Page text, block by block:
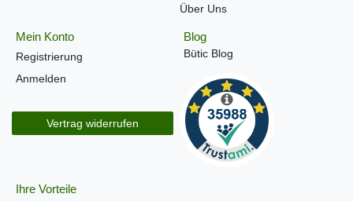
Über Uns
Mein Konto
Registrierung
Anmelden
Vertrag widerrufen
Blog
Bütic Blog
Ihre Vorteile